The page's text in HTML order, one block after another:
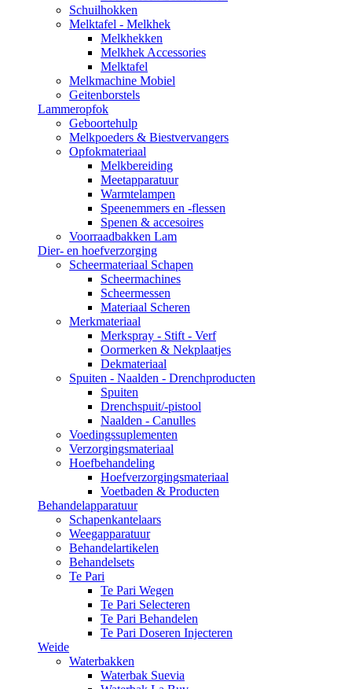
Schuilhokken
Melktafel - Melkhek
Melkhekken
Melkhek Accessories
Melktafel
Melkmachine Mobiel
Geitenborstels
Lammeropfok
Geboortehulp
Melkpoeders & Biestvervangers
Opfokmateriaal
Melkbereiding
Meetapparatuur
Warmtelampen
Speenemmers en -flessen
Spenen & accesoires
Voorraadbakken Lam
Dier- en hoefverzorging
Scheermateriaal Schapen
Scheermachines
Scheermessen
Materiaal Scheren
Merkmateriaal
Merkspray - Stift - Verf
Oormerken & Nekplaatjes
Dekmateriaal
Spuiten - Naalden - Drenchproducten
Spuiten
Drenchspuit/-pistool
Naalden - Canulles
Voedingssuplementen
Verzorgingsmateriaal
Hoefbehandeling
Hoefverzorgingsmateriaal
Voetbaden & Producten
Behandelapparatuur
Schapenkantelaars
Weegapparatuur
Behandelartikelen
Behandelsets
Te Pari
Te Pari Wegen
Te Pari Selecteren
Te Pari Behandelen
Te Pari Doseren Injecteren
Weide
Waterbakken
Waterbak Suevia